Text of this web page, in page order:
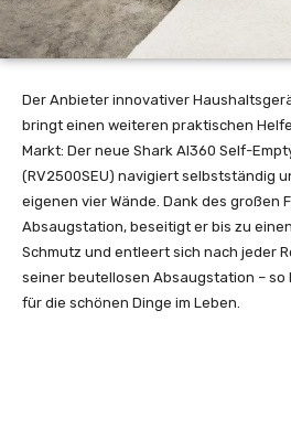
Der Anbieter innovativer
bringt einen weiteren praktischen
Markt: Der neue Shark AI360 Self-
(RV2500SEU) navigiert selbstständig
eigenen vier Wände. Dank des großen
Absaugstation, beseitigt er bis zu
Schmutz und entleert sich nach jeder
seiner beutellosen Absaugstation – so
für die schönen Dinge im Leben.